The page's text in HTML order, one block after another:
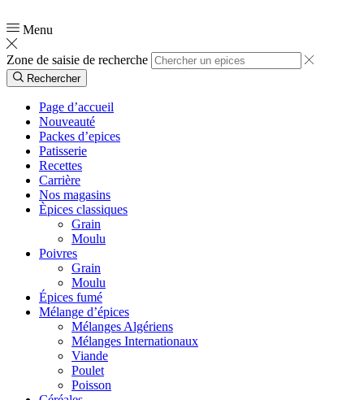
Menu
Zone de saisie de recherche
Rechercher
Page d’accueil
Nouveauté
Packes d’epices
Patisserie
Recettes
Carrière
Nos magasins
Èpices classiques
Grain
Moulu
Poivres
Grain
Moulu
Épices fumé
Mélange d’épices
Mélanges Algériens
Mélanges Internationaux
Viande
Poulet
Poisson